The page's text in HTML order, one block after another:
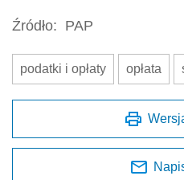
Źródło: PAP
podatki i opłaty opłata